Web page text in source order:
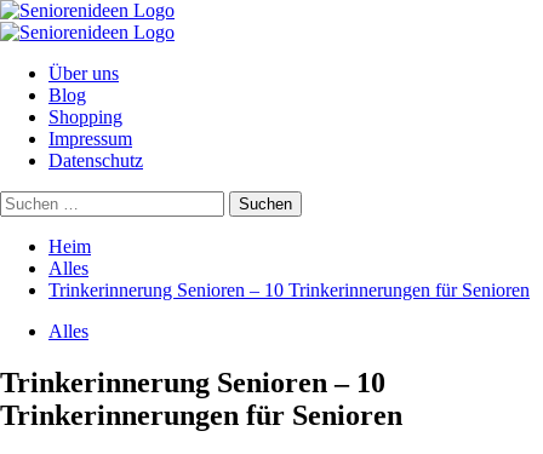
Zum
Inhalt
Primäres
Über uns
Blog
Shopping
Impressum
Datenschutz
Suchen
nach:
Heim
Alles
Trinkerinnerung Senioren – 10 Trinkerinnerungen für Senioren
Alles
Trinkerinnerung Senioren – 10
Trinkerinnerungen für Senioren